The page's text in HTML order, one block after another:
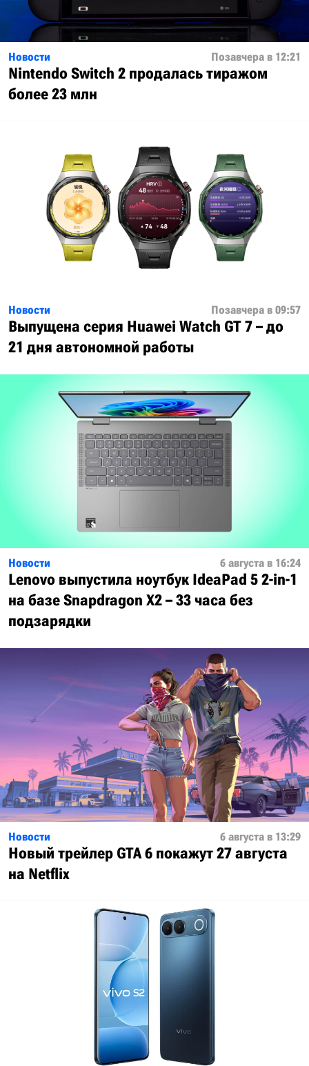
Новости Позавчера в 12:21
Nintendo Switch 2 продалась тиражом
более 23 млн
Новости Позавчера в 09:57
Выпущена серия Huawei Watch GT 7 – до
21 дня автономной работы
Новости 6 августа в 16:24
Lenovo выпустила ноутбук IdeaPad 5 2-in-1
на базе Snapdragon X2 – 33 часа без
подзарядки
Новости 6 августа в 13:29
Новый трейлер GTA 6 покажут 27 августа
на Netflix